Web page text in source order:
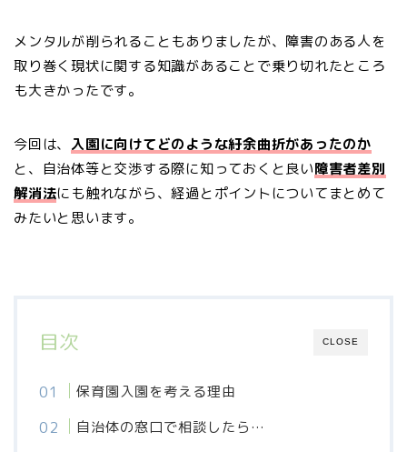
メンタルが削られることもありましたが、障害のある人を
取り巻く現状に関する知識があることで乗り切れたところ
も大きかったです。
今回は、 入園に向けてどのような紆余曲折があったのか
と、自治体等と交渉する際に知っておくと良い障害者差別
解消法にも触れながら、経過とポイントについてまとめて
みたいと思います。
CLOSE
目次
保育園入園を考える理由
自治体の窓口で相談したら…